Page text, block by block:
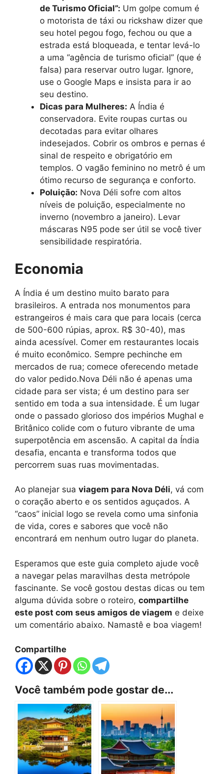
de Turismo Oficial”: Um golpe comum é
o motorista de táxi ou rickshaw dizer que
seu hotel pegou fogo, fechou ou que a
estrada está bloqueada, e tentar levá-lo
a uma “agência de turismo oficial” (que é
falsa) para reservar outro lugar. Ignore,
use o Google Maps e insista para ir ao
seu destino.
Dicas para Mulheres: A Índia é
conservadora. Evite roupas curtas ou
decotadas para evitar olhares
indesejados. Cobrir os ombros e pernas é
sinal de respeito e obrigatório em
templos. O vagão feminino no metrô é um
ótimo recurso de segurança e conforto.
Poluição: Nova Déli sofre com altos
níveis de poluição, especialmente no
inverno (novembro a janeiro). Levar
máscaras N95 pode ser útil se você tiver
sensibilidade respiratória.
Economia
A Índia é um destino muito barato para
brasileiros. A entrada nos monumentos para
estrangeiros é mais cara que para locais (cerca
de 500-600 rúpias, aprox. R$ 30-40), mas
ainda acessível. Comer em restaurantes locais
é muito econômico. Sempre pechinche em
mercados de rua; comece oferecendo metade
do valor pedido.Nova Déli não é apenas uma
cidade para ser vista; é um destino para ser
sentido em toda a sua intensidade. É um lugar
onde o passado glorioso dos impérios Mughal e
Britânico colide com o futuro vibrante de uma
superpotência em ascensão. A capital da Índia
desafia, encanta e transforma todos que
percorrem suas ruas movimentadas.
Ao planejar sua viagem para Nova Déli, vá com
o coração aberto e os sentidos aguçados. A
“caos” inicial logo se revela como uma sinfonia
de vida, cores e sabores que você não
encontrará em nenhum outro lugar do planeta.
Esperamos que este guia completo ajude você
a navegar pelas maravilhas desta metrópole
fascinante. Se você gostou destas dicas ou tem
alguma dúvida sobre o roteiro, compartilhe
este post com seus amigos de viagem e deixe
um comentário abaixo. Namastê e boa viagem!
Compartilhe
Você também pode gostar de...